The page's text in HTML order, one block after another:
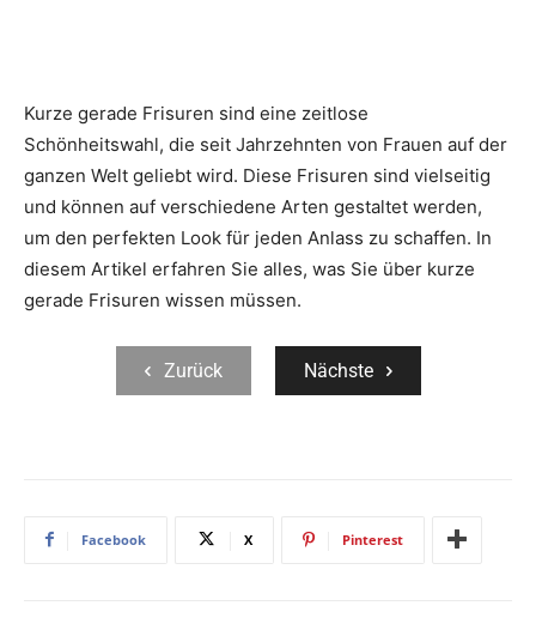
Kurze gerade Frisuren sind eine zeitlose
Schönheitswahl, die seit Jahrzehnten von Frauen auf der
ganzen Welt geliebt wird. Diese Frisuren sind vielseitig
und können auf verschiedene Arten gestaltet werden,
um den perfekten Look für jeden Anlass zu schaffen. In
diesem Artikel erfahren Sie alles, was Sie über kurze
gerade Frisuren wissen müssen.
Zurück Nächste
Facebook X Pinterest